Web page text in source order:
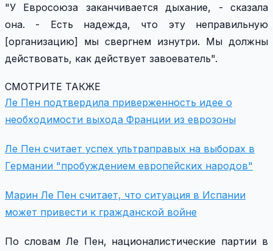
"У Евросоюза заканчивается дыхание, - сказала
она. - Есть надежда, что эту неправильную
[организацию] мы свергнем изнутри. Мы должны
действовать, как действует завоеватель".
СМОТРИТЕ ТАКЖЕ
Ле Пен подтвердила приверженность идее о
необходимости выхода Франции из еврозоны
Ле Пен считает успех ультраправых на выборах в
Германии "пробуждением европейских народов"
Марин Ле Пен считает, что ситуация в Испании
может привести к гражданской войне
По словам Ле Пен, националистические партии в